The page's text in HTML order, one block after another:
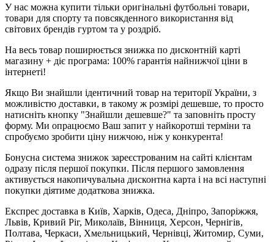
У нас можна купити тільки оригінальні футбольні товари,
товари для спорту та повсякденного використання від
світових брендів гуртом та у роздріб.
На весь товар поширюється знижка по дисконтній карті
магазину + діє програма: 100% гарантія найнижчої ціни в
інтернеті!
Якщо Ви знайшли ідентичний товар на території України, з
можливістю доставки, в такому ж розмірі дешевше, то просто
натисніть кнопку "Знайшли дешевше?" та заповніть просту
форму. Ми опрацюємо Ваш запит у найкоротші терміни та
спробуємо зробити ціну нижчою, ніж у конкурента!
Бонусна система знижок зареєстрованим на сайті клієнтам
одразу після першої покупки. Після першого замовлення
активується накопичувальна дисконтна карта і на всі наступні
покупки діятиме додаткова знижка.
Експрес доставка в Київ, Харків, Одеса, Дніпро, Запоріжжя,
Львів, Кривий Ріг, Миколаїв, Вінниця, Херсон, Чернігів,
Полтава, Черкаси, Хмельницький, Чернівці, Житомир, Суми,